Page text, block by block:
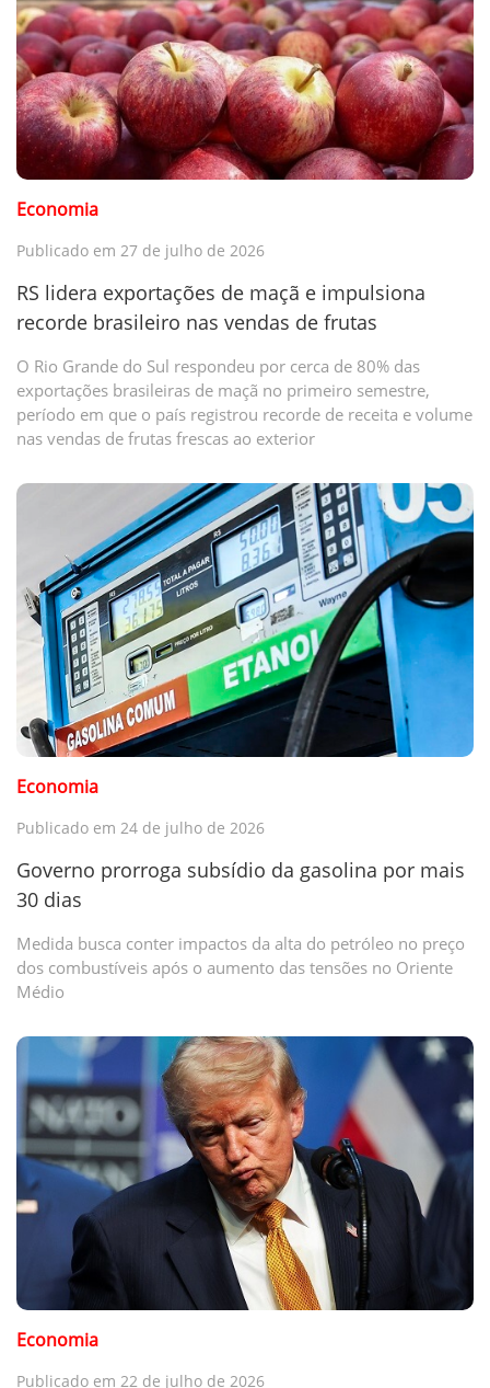
Economia
Publicado em 27 de julho de 2026
RS lidera exportações de maçã e impulsiona
recorde brasileiro nas vendas de frutas
O Rio Grande do Sul respondeu por cerca de 80% das
exportações brasileiras de maçã no primeiro semestre,
período em que o país registrou recorde de receita e volume
nas vendas de frutas frescas ao exterior
Economia
Publicado em 24 de julho de 2026
Governo prorroga subsídio da gasolina por mais
30 dias
Medida busca conter impactos da alta do petróleo no preço
dos combustíveis após o aumento das tensões no Oriente
Médio
Economia
Publicado em 22 de julho de 2026